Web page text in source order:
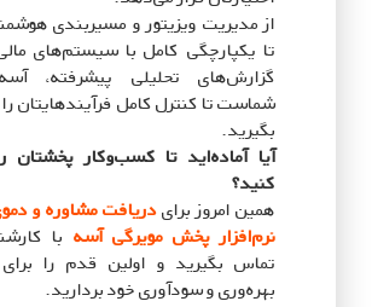
از مدیریت ویزیتور و مسیربندی
تا یکپارچگی کامل با سیستم‌های مالی
گزارش‌های تحلیلی پیشرفته،
شماست تا کنترل کامل فرآیندهایتان
بگیرید.
آیا آماده‌اید تا کسب‌وکار پخشتان
کنید؟
همین امروز برایدریافت مشاوره و
نرم‌افزار پخش مویرگی آسهبا
تماس بگیرید و اولین قدم را برای
بهره‌وری و سودآوری خود بردارید.